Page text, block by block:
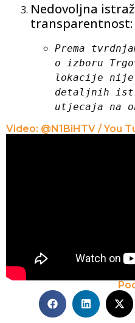
Nedovoljna
transparentnost:
Prema
o izboru
lokacije nije
detaljnih
utjecaja na
Video: @N1BiHTV / You